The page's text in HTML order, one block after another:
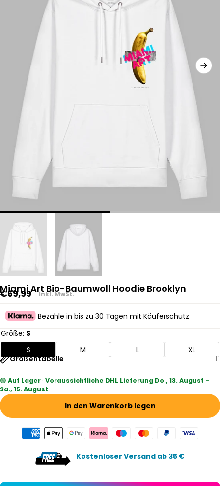
Miami Art Bio-Baumwoll Hoodie Brooklyn
Regulärer
€69,99 Inkl. MwSt.
Bezahle in bis zu 30 Tagen mit Käuferschutz
Größe: S
S
M L
XL
Größentabelle
🟢 Auf Lager · Voraussichtliche DHL Lieferung Do., 13. August –
Sa., 15. August
In den Warenkorb legen
Kostenloser Versand ab 35 €